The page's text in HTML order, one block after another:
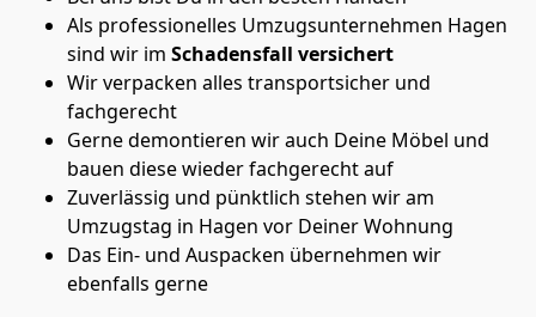
Als professionelles Umzugsunternehmen Hagen
sind wir im Schadensfall versichert
Wir verpacken alles transportsicher und
fachgerecht
Gerne demontieren wir auch Deine Möbel und
bauen diese wieder fachgerecht auf
Zuverlässig und pünktlich stehen wir am
Umzugstag in Hagen vor Deiner Wohnung
Das Ein- und Auspacken übernehmen wir
ebenfalls gerne